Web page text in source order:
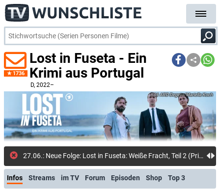
1736
Lost in Fuseta - Ein
Krimi aus Portugal
D, 2022–
ARD Degeto/Mariella Koch
27.06.: Neue Folge: Lost in Fuseta: Weiße Fracht, Teil 2 (Prime Video Shop)
Infos Streams im TV Forum Episoden Shop Top 3